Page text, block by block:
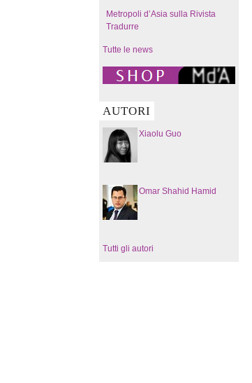
Metropoli d’Asia sulla Rivista
Tradurre
Tutte le news
AUTORI
Xiaolu Guo
Omar Shahid Hamid
Tutti gli autori